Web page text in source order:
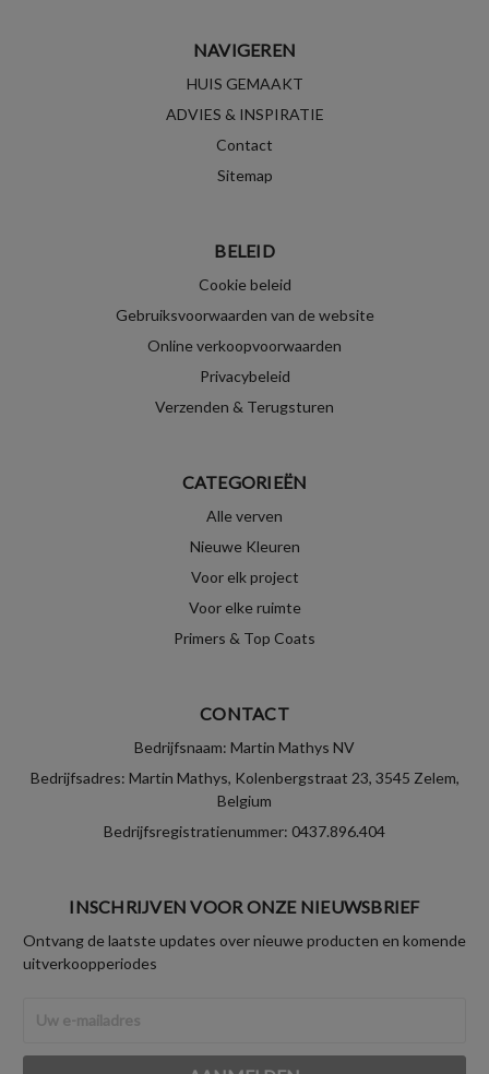
NAVIGEREN
HUIS GEMAAKT
ADVIES & INSPIRATIE
Contact
Sitemap
BELEID
Cookie beleid
Gebruiksvoorwaarden van de website
Online verkoopvoorwaarden
Privacybeleid
Verzenden & Terugsturen
CATEGORIEËN
Alle verven
Nieuwe Kleuren
Voor elk project
Voor elke ruimte
Primers & Top Coats
CONTACT
Bedrijfsnaam: Martin Mathys NV
Bedrijfsadres: Martin Mathys, Kolenbergstraat 23, 3545 Zelem,
Belgium
Bedrijfsregistratienummer: 0437.896.404
INSCHRIJVEN VOOR ONZE NIEUWSBRIEF
Ontvang de laatste updates over nieuwe producten en komende
uitverkoopperiodes
mailadres